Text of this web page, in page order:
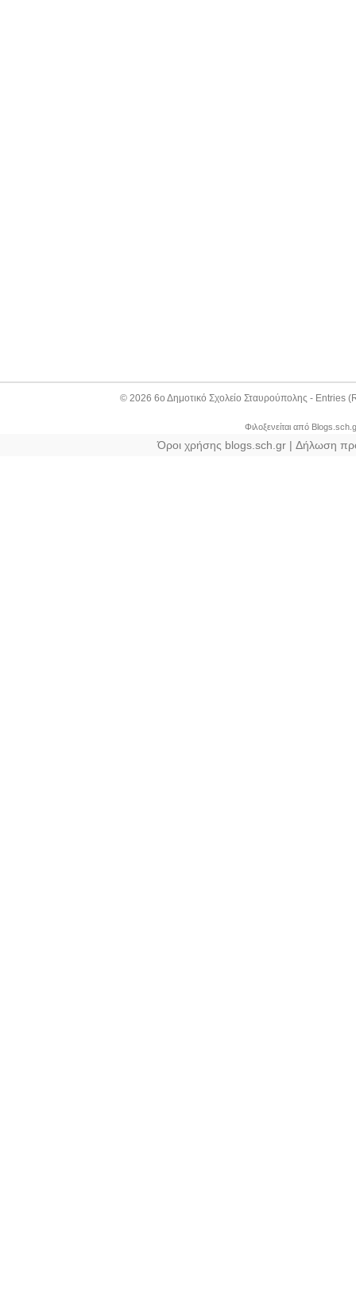
© 2026 6ο Δημοτικό Σχολείο Σταυρούπολης - Entries
Φιλοξενείται από
Όροι χρήσης blogs.sch.gr| Δήλωση